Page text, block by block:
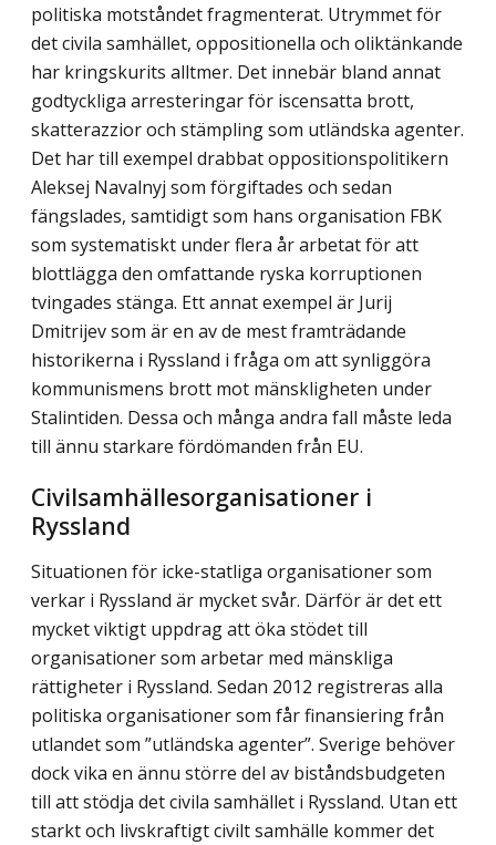
politiska motståndet fragmenterat. Utrymmet för
det civila samhället, oppositionella och oliktänkande
har kringskurits alltmer. Det innebär bland annat
godtyckliga arresteringar för iscensatta brott,
skatterazzior och stämpling som utländska agenter.
Det har till exempel drabbat oppositionspolitikern
Aleksej Navalnyj som förgiftades och sedan
fängslades, samtidigt som hans organisation FBK
som systematiskt under flera år arbetat för att
blottlägga den omfattande ryska korruptionen
tvingades stänga. Ett annat exempel är Jurij
Dmitrijev som är en av de mest framträdande
historikerna i Ryssland i fråga om att synliggöra
kommunismens brott mot mänskligheten under
Stalintiden. Dessa och många andra fall måste leda
till ännu starkare fördömanden från EU.
Civilsamhällesorganisationer i
Ryssland
Situationen för icke-statliga organisationer som
verkar i Ryssland är mycket svår. Därför är det ett
mycket viktigt uppdrag att öka stödet till
organisationer som arbetar med mänskliga
rättigheter i Ryssland. Sedan 2012 registreras alla
politiska organisa­tioner som får finansiering från
utlandet som ”utländska agenter”. Sverige behöver
dock vika en ännu större del av biståndsbudgeten
till att stödja det civila samhället i Ryssland. Utan ett
starkt och livskraftigt civilt samhälle kommer det